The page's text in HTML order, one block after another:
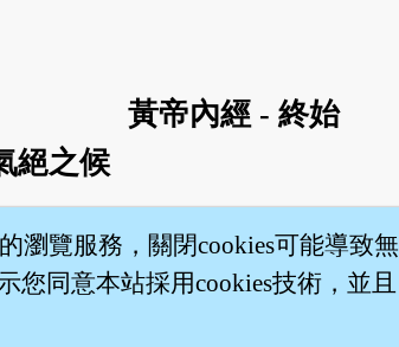
黃帝內經 - 終始
絕之候
瀏覽服務，關閉cookies可能導致無
您同意本站採用cookies技術，並且